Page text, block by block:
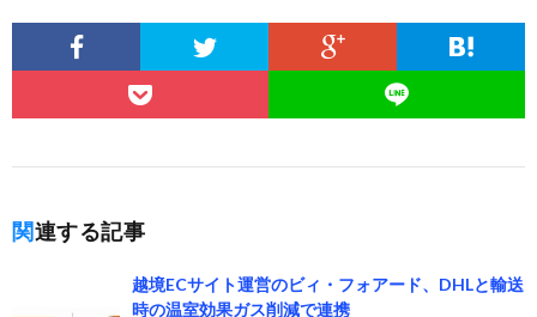
関連する記事
越境ECサイト運営のビィ・フォアード、DHLと輸送
時の温室効果ガス削減で連携